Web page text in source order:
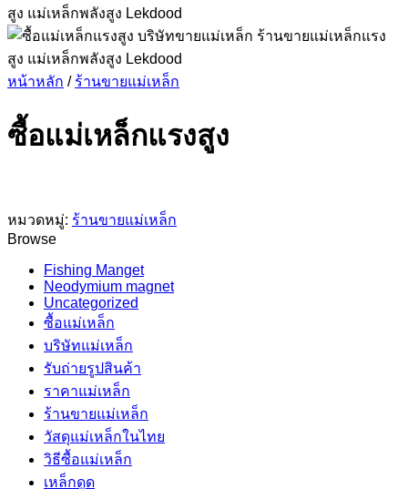
หน้าหลัก / ร้านขายแม่เหล็ก
ซื้อแม่เหล็กแรงสูง
หมวดหมู่: ร้านขายแม่เหล็ก
Browse
Fishing Manget
Neodymium magnet
Uncategorized
ซื้อแม่เหล็ก
บริษัทแม่เหล็ก
รับถ่ายรูปสินค้า
ราคาแม่เหล็ก
ร้านขายแม่เหล็ก
วัสดุแม่เหล็กในไทย
วิธีซื้อแม่เหล็ก
เหล็กดูด